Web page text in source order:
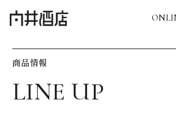
飲食店経営のお客様
商品情報